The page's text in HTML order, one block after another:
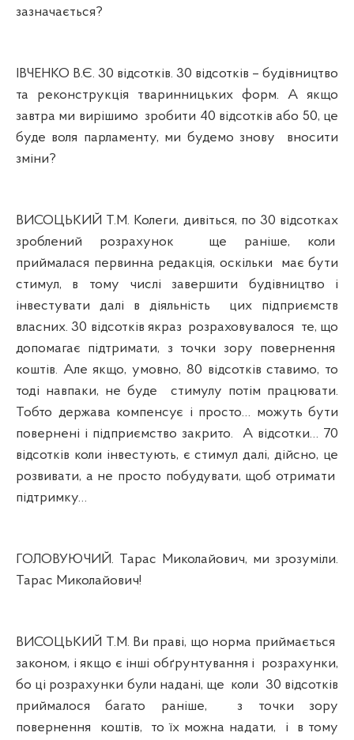
зазначається?
ІВЧЕНКО В.Є. 30 відсотків. 30 відсотків – будівництво
та реконструкція тваринницьких форм. А якщо
завтра ми вирішимо зробити 40 відсотків або 50, це
буде воля парламенту, ми будемо знову
вносити
зміни?
ВИСОЦЬКИЙ Т.М. Колеги, дивіться, по 30 відсотках
зроблений розрахунок
ще раніше, коли
приймалася первинна редакція, оскільки
має бути
стимул, в тому числі завершити будівництво і
інвестувати далі в діяльність
цих підприємств
власних. 30 відсотків якраз розраховувалося те, що
допомагає підтримати, з точки зору повернення
коштів. Але якщо, умовно, 80 відсотків ставимо, то
тоді навпаки, не буде
стимулу потім працювати.
Тобто держава компенсує і просто… можуть бути
повернені і підприємство закрито.
А відсотки… 70
відсотків коли інвестують, є стимул далі, дійсно, це
розвивати, а не просто побудувати, щоб отримати
підтримку…
ГОЛОВУЮЧИЙ. Тарас Миколайович, ми зрозуміли.
Тарас Миколайович!
ВИСОЦЬКИЙ Т.М. Ви праві, що норма приймається
законом, і якщо є інші обґрунтування і розрахунки,
бо ці розрахунки були надані, ще коли 30 відсотків
приймалося багато раніше,
з точки зору
повернення
коштів, то їх можна надати, і
в тому